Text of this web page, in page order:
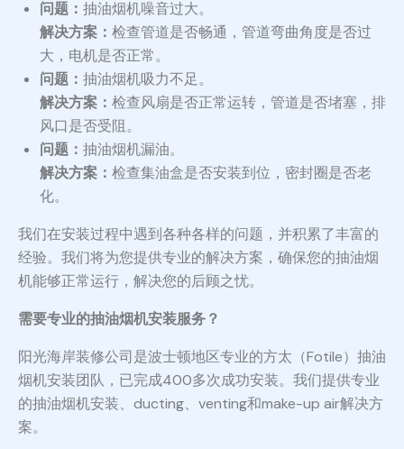
问题： 抽油烟机噪音过大。
解决方案： 检查管道是否畅通，管道弯曲角度是否过
大，电机是否正常。
问题： 抽油烟机吸力不足。
解决方案： 检查风扇是否正常运转，管道是否堵塞，排
风口是否受阻。
问题： 抽油烟机漏油。
解决方案： 检查集油盒是否安装到位，密封圈是否老
化。
我们在安装过程中遇到各种各样的问题，并积累了丰富的
经验。我们将为您提供专业的解决方案，确保您的抽油烟
机能够正常运行，解决您的后顾之忧。
需要专业的抽油烟机安装服务？
阳光海岸装修公司是波士顿地区专业的方太（Fotile）抽油
烟机安装团队，已完成400多次成功安装。我们提供专业
的抽油烟机安装、ducting、venting和make-up air解决方
案。